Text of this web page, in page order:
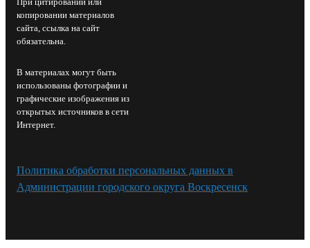
При цитировании или
копировании материалов
сайта, ссылка на сайт
обязательна.
В материалах могут быть
использованы фотографии и
графические изображения из
открытых источников в сети
Интернет.
Политика обработки персональных данных в
Администрации городского округа Воскресенск